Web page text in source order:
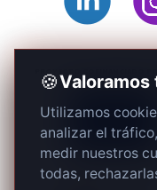
🍪
Utilizamos
analizar el
medir nuestros
todas,